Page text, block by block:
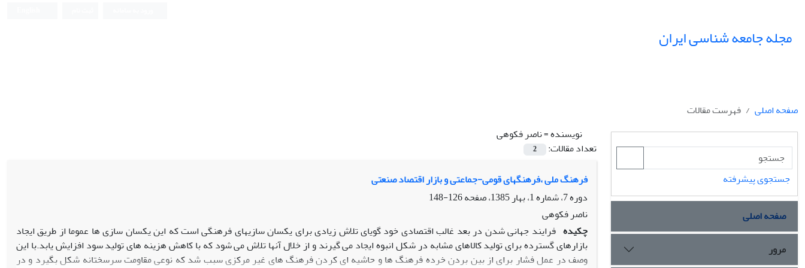
مجله جامعه شناسی ایران
صفحه اصلی
فهرست مقالات
نویسنده =ناصر فکوهی
تعداد مقالات:
2
فرهنگ ملی ،فرهنگهای قومی-جماعتی و بازار اقتصاد صنعتی
دوره 7، شماره 1، بهار 1385، صفحه
126-148
ناصر فکوهی
چکیده فرایند جهانی شدن در بعد غالب اقتصادی خود گویای تلاش زیادی برای یکسان سازیهای فرهنگی است که این یکسان سازی ها عموما از طریق ایجاد
بازارهای گسترده برای تولید کالاهای مشابه در شکل انبوه ایجاد می گیرند و از خلال آنها تلاش می شود که با کاهش هزینه های تولید سود افزایش یابد.با این
وصف در عمل فشار برای از بین بردن خرده فرهنگ ها و حاشیه ای کردن فرهنگ های غیر مرکزی سبب شد که نوعی مقاومت سرسختانه شکل بگیرد و در
جستجوی پیشرفته
صفحه اصلی
مرور